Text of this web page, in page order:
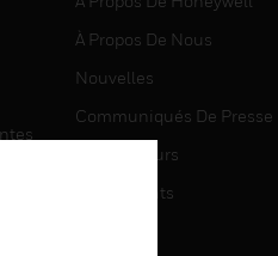
À Propos De Nous
Nouvelles
Communiqués De Presse
Investisseurs
Événements